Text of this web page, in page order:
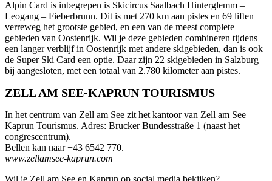
Alpin Card is inbegrepen is Skicircus Saalbach Hinterglemm –
Leogang – Fieberbrunn. Dit is met 270 km aan pistes en 69 liften
verreweg het grootste gebied, en een van de meest complete
gebieden van Oostenrijk. Wil je deze gebieden combineren tijdens
een langer verblijf in Oostenrijk met andere skigebieden, dan is ook
de Super Ski Card een optie. Daar zijn 22 skigebieden in Salzburg
bij aangesloten, met een totaal van 2.780 kilometer aan pistes.
ZELL AM SEE-KAPRUN TOURISMUS
In het centrum van Zell am See zit het kantoor van Zell am See –
Kaprun Tourismus. Adres: Brucker Bundesstraße 1 (naast het
congrescentrum).
Bellen kan naar +43 6542 770.
www.zellamsee-kaprun.com
Wil je Zell am See en Kaprun op social media bekijken?